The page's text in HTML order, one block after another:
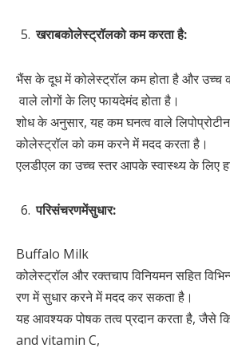
खराबकोलेस्ट्रॉलकोकमकरताहै:
भैंस के दूध में कोलेस्ट्रॉल कम होता है और उच्च
वाले लोगों के लिए फायदेमंद होता है।
शोध के अनुसार, यह कम घनत्व वाले
कोलेस्ट्रॉल को कम करने में मदद करता है।
एलडीएल का उच्च स्तर आपके स्वास्थ्य के लिए
परिसंचरणमेंसुधार:
Buffalo Milk
कोलेस्ट्रॉल और रक्तचाप विनियमन सहित
रण में सुधार करने में मदद कर सकता है।
यह आवश्यक पोषक तत्व प्रदान करता है, जैसे
and vitamin C,